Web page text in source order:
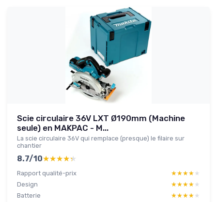
Scie circulaire 36V LXT Ø190mm (Machine
seule) en MAKPAC - M...
La scie circulaire 36V qui remplace (presque) le filaire sur
chantier
8.7/10★★★★★
★★★★★
Rapport qualité-prix ★★★★★
★★★★★
Design
★★★★★
★★★★★
Batterie
★★★★★
★★★★★